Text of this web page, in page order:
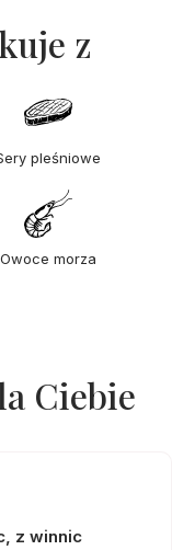
z
pleśniowe
Owoce morza
Ciebie
z winnic